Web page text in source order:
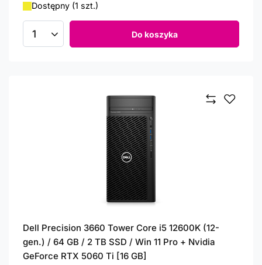
Dostępny (1 szt.)
Ilość produktów Do koszyka
Dell Precision 3660 Tower Core i5 12600K (12-
gen.) / 64 GB / 2 TB SSD / Win 11 Pro + Nvidia
GeForce RTX 5060 Ti [16 GB]